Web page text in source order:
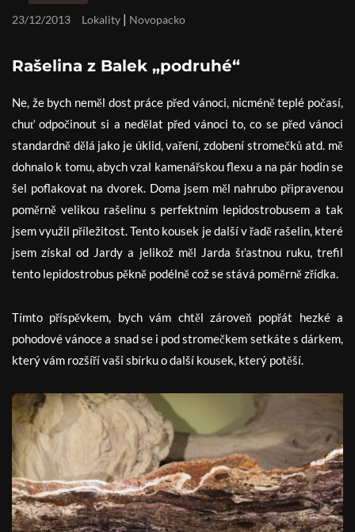
23/12/2013 Lokality | Novopacko
Rašelina z Balek „podruhé“
Ne, že bych neměl dost práce před vánoci, nicméně teplé počasí,
chuť odpočinout si a nedělat před vánoci to, co se před vánoci
standardně dělá jako je úklid, vaření, zdobení stromečků atd. mě
dohnalo k tomu, abych vzal kamenářskou flexu a na pár hodin se
šel poflakovat na dvorek. Doma jsem měl nahrubo připravenou
poměrně velikou rašelinu s perfektním lepidostrobusem a tak
jsem využil příležitost. Tento kousek je další v řadě rašelin, které
jsem získal od Jardy a jelikož měl Jarda šťastnou ruku, trefil
tento lepidostrobus pěkně podélně což se stává poměrně zřídka.
Tímto příspěvkem, bych vám chtěl zároveň popřát hezké a
pohodové vánoce a snad se i pod stromečkem setkáte s dárkem,
který vám rozšíří vaši sbírku o další kousek, který potěší.